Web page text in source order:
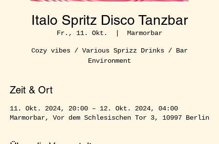
Italo Spritz Disco Tanzbar
Fr., 11. Okt.
  |
Marmorbar
Cozy vibes / Various Sprizz Drinks / Bar
Environment
Zeit & Ort
11. Okt. 2024, 20:00 – 12. Okt. 2024, 04:00
Marmorbar, Vor dem Schlesischen Tor 3, 10997 Berlin